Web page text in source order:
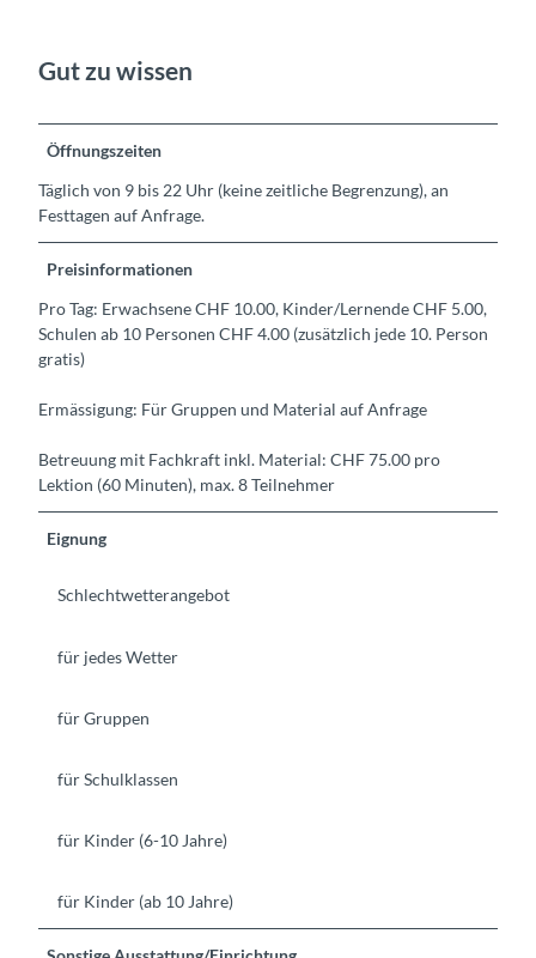
Gut zu wissen
Öffnungszeiten
Täglich von 9 bis 22 Uhr (keine zeitliche Begrenzung), an
Festtagen auf Anfrage.
Preisinformationen
Pro Tag: Erwachsene CHF 10.00, Kinder/Lernende CHF 5.00,
Schulen ab 10 Personen CHF 4.00 (zusätzlich jede 10. Person
gratis)
Ermässigung: Für Gruppen und Material auf Anfrage
Betreuung mit Fachkraft inkl. Material: CHF 75.00 pro
Lektion (60 Minuten), max. 8 Teilnehmer
Eignung
Schlechtwetterangebot
für jedes Wetter
für Gruppen
für Schulklassen
für Kinder (6-10 Jahre)
für Kinder (ab 10 Jahre)